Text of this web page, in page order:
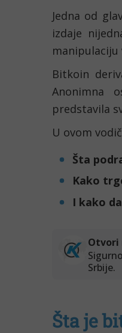
Jedna od
izdaje
manipulaciju
Bitkoin
Anonimna
predstavila
U ovom
Šta
Kako
I kako
Šta je